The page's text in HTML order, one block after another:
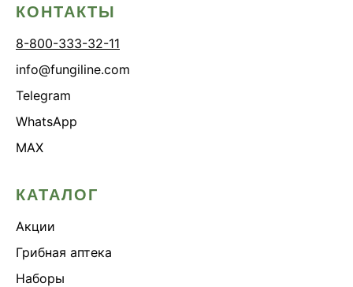
КОНТАКТЫ
8-800-333-32-11
info@fungiline.com
Telegram
WhatsApp
MAX
КАТАЛОГ
Акции
Грибная аптека
Наборы